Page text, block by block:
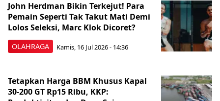
OLAHRAGA
John Herdman Bikin Terkejut! Para
Pemain Seperti Tak Takut Mati Demi
Lolos Seleksi, Marc Klok Dicoret?
Kamis, 16 Jul 2026 - 14:36
Tetapkan Harga BBM Khusus Kapal
30-200 GT Rp15 Ribu, KKP: